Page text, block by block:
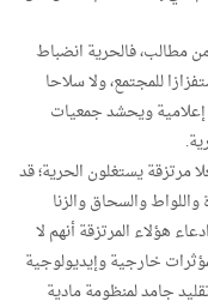
مطالب، فالحرية انضباط
للمجتمع، ولا سلاحا
ويحشد جمعيات
مرتزقة يستغلون الحرية؛ قد
والسحاق والزنا
هؤلاء المرتزقة أنهم لا
خارجية وإيديولوجية
جامد لمنظومة مادية